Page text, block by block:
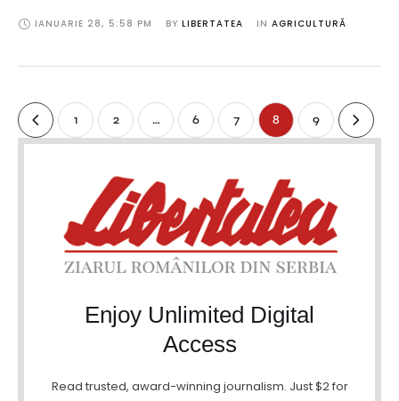
IANUARIE 28, 5:58 PM BY LIBERTATEA IN AGRICULTURĂ
1 2 … 6 7 8 9
Enjoy Unlimited Digital
Access
Read trusted, award-winning journalism. Just $2 for